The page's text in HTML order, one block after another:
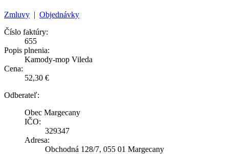
Zmluvy | Objednávky
Číslo faktúry:
655
Popis plnenia:
Kamody-mop Vileda
Cena:
52,30 €
Odberateľ:
Obec Margecany
IČO:
329347
Adresa:
Obchodná 128/7, 055 01 Margecany